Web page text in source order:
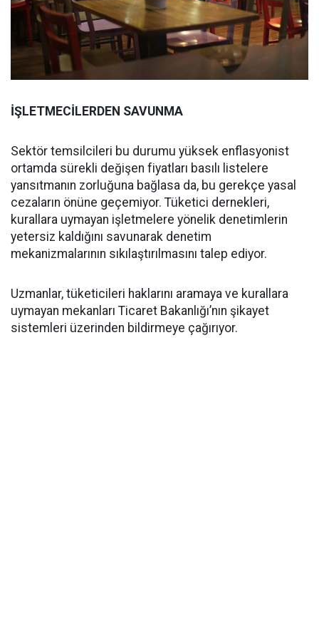
İŞLETMECİLERDEN SAVUNMA
Sektör temsilcileri bu durumu yüksek enflasyonist
ortamda sürekli değişen fiyatları basılı listelere
yansıtmanın zorluğuna bağlasa da, bu gerekçe yasal
cezaların önüne geçemiyor. Tüketici dernekleri,
kurallara uymayan işletmelere yönelik denetimlerin
yetersiz kaldığını savunarak denetim
mekanizmalarının sıkılaştırılmasını talep ediyor.
Uzmanlar, tüketicileri haklarını aramaya ve kurallara
uymayan mekanları Ticaret Bakanlığı’nın şikayet
sistemleri üzerinden bildirmeye çağırıyor.